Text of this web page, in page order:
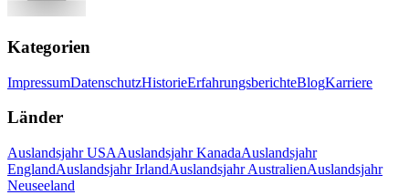
Kategorien
ImpressumDatenschutzHistorieErfahrungsberichteBlogKarriere
Länder
Auslandsjahr USAAuslandsjahr KanadaAuslandsjahr
EnglandAuslandsjahr IrlandAuslandsjahr AustralienAuslandsjahr
Neuseeland